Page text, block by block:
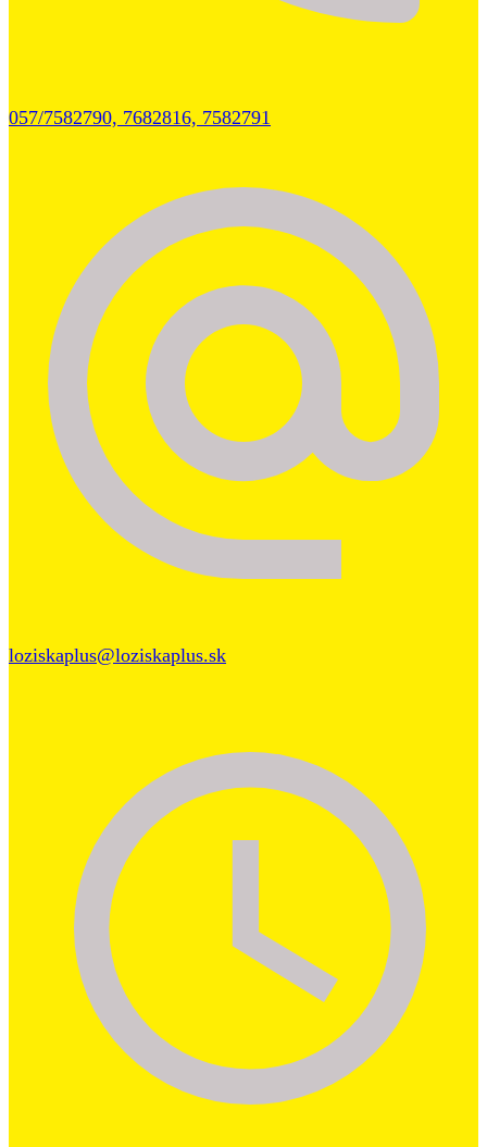
057/7582790, 7682816, 7582791
loziskaplus@loziskaplus.sk